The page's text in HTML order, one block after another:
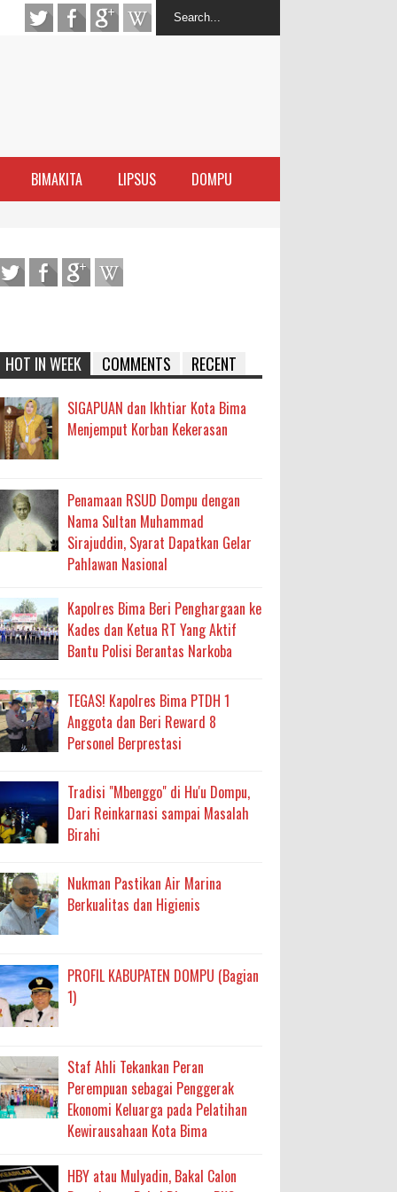
BIMAKITA LIPSUS DOMPU
Sanggar
Layanan Berjalan Bertahap
Bantuan BSPS
2027 ke BPJN NTB
Pelaksanaan APBD Kota Bima
Kepercayaan Rakyat Landasan Utama
Air Bersih
Narkoba
HOT IN WEEK COMMENTS RECENT
SIGAPUAN dan Ikhtiar Kota Bima
Menjemput Korban Kekerasan
Penamaan RSUD Dompu dengan
Nama Sultan Muhammad
Sirajuddin, Syarat Dapatkan Gelar
Pahlawan Nasional
Kapolres Bima Beri Penghargaan ke
Kades dan Ketua RT Yang Aktif
Bantu Polisi Berantas Narkoba
TEGAS! Kapolres Bima PTDH 1
Anggota dan Beri Reward 8
Personel Berprestasi
Tradisi "Mbenggo" di Hu'u Dompu,
Dari Reinkarnasi sampai Masalah
Birahi
Nukman Pastikan Air Marina
Berkualitas dan Higienis
PROFIL KABUPATEN DOMPU (Bagian
1)
Staf Ahli Tekankan Peran
Perempuan sebagai Penggerak
Ekonomi Keluarga pada Pelatihan
Kewirausahaan Kota Bima
HBY atau Mulyadin, Bakal Calon